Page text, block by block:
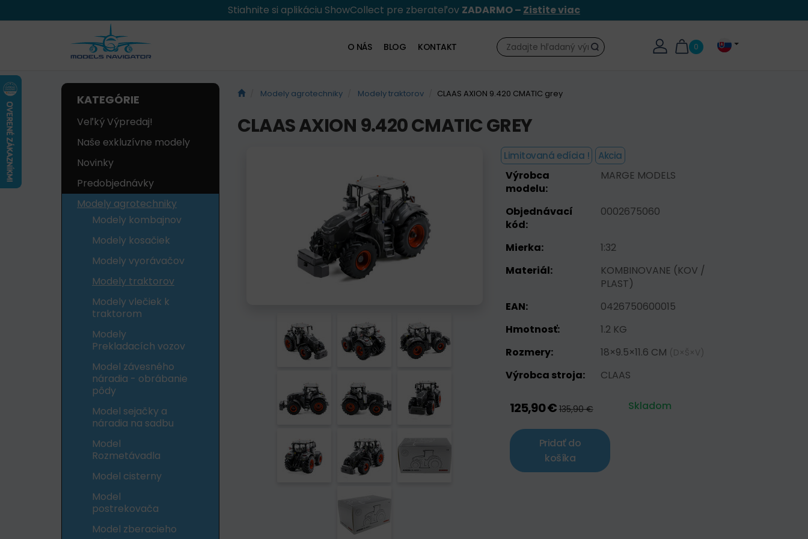
Stiahnite si aplikáciu ShowCollect pre zberateľov ZADARMO – Zistite viac
0
Hľadať
O NÁS BLOG KONTAKT
KATEGÓRIE
Veľký Výpredaj!
Naše exkluzívne modely
Novinky
Predobjednávky
Modely agrotechniky
Modely kombajnov
Modely kosačiek
Modely vyorávačov
Modely traktorov
Modely vlečiek k
traktorom
Modely
Prekladacích vozov
Model závesného
náradia - obrábanie
pôdy
Model sejačky a
náradia na sadbu
Model
Rozmetávadla
Model cisterny
Model
postrekovača
Model zberacieho
Modely agrotechniky Modely traktorov CLAAS AXION 9.420 CMATIC grey
CLAAS AXION 9.420 CMATIC GREY
Limitovaná edícia ! Akcia
Výrobca
modelu:
MARGE MODELS
Objednávací
kód:
0002675060
Mierka:
1:32
Materiál:
KOMBINOVANE (KOV /
PLAST)
EAN:
0426750600015
Hmotnosť:
1.2 KG
Rozmery:
18×9.5×11.6 CM (D×Š×V)
Výrobca stroja: CLAAS
125,90 € 135,90 € Skladom
Pridať do
košíka